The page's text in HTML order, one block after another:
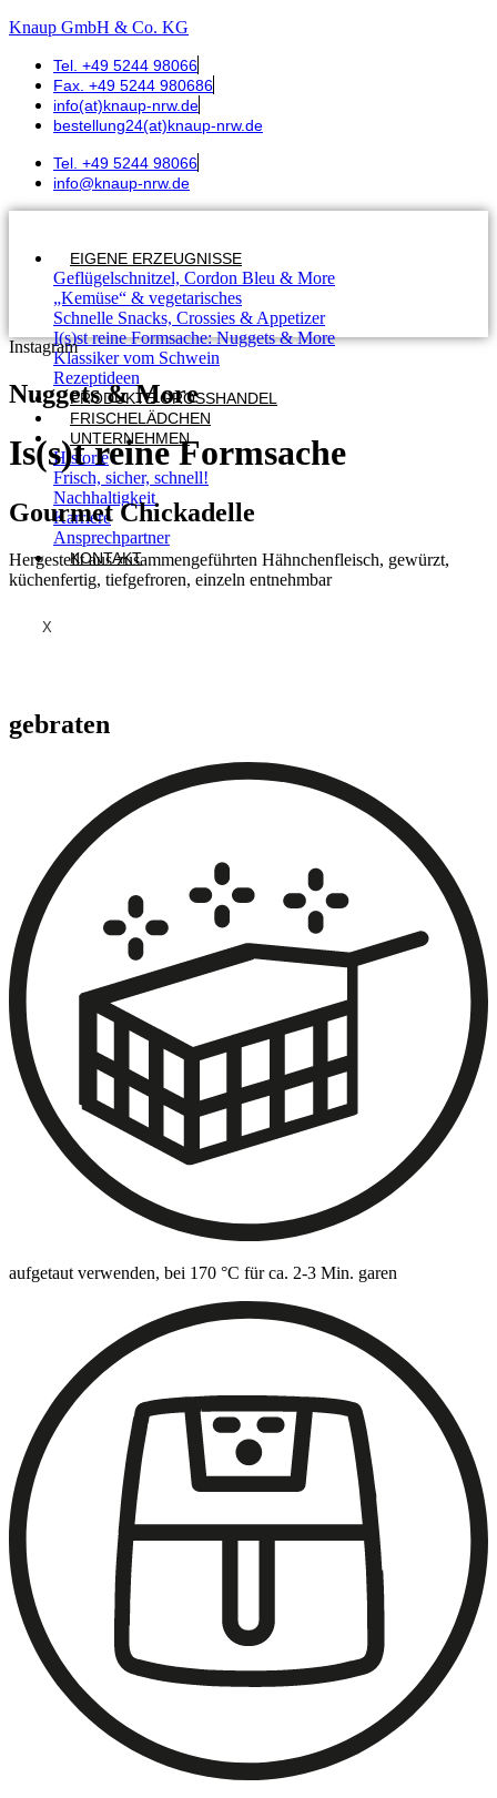
Knaup GmbH & Co. KG
Tel. +49 5244 98066
Fax. +49 5244 980686
info(at)knaup-nrw.de
bestellung24(at)knaup-nrw.de
Tel. +49 5244 98066
info@knaup-nrw.de
EIGENE ERZEUGNISSE
Geflügelschnitzel, Cordon Bleu & More
„Kemüse“ & vegetarisches
Schnelle Snacks, Crossies & Appetizer
I(s)st reine Formsache: Nuggets & More
Klassiker vom Schwein
Rezeptideen
PRODUKTE GROSSHANDEL
FRISCHELÄDCHEN
UNTERNEHMEN
Historie
Frisch, sicher, schnell!
Nachhaltigkeit
Karriere
Ansprechpartner
KONTAKT
X
Instagram
Nuggets & More
Is(s)t reine Formsache
Gourmet Chickadelle
Hergestellt aus zusammengeführten Hähnchenfleisch, gewürzt,
küchenfertig, tiefgefroren, einzeln entnehmbar
gebraten
aufgetaut verwenden, bei 170 °C für ca. 2-3 Min. garen